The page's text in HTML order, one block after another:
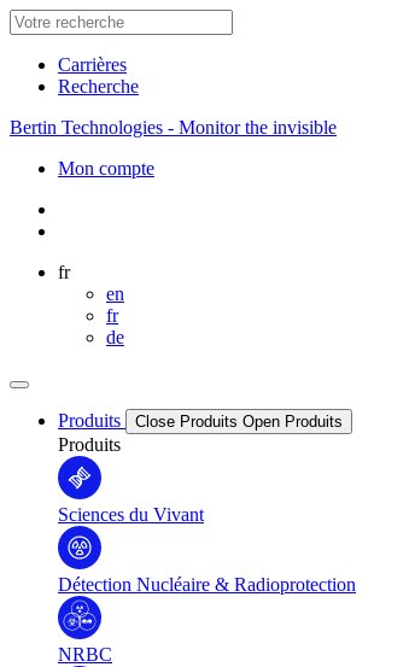
Carrières
Recherche
Bertin Technologies - Monitor the invisible
Mon compte
fr
en
fr
de
Produits Close Produits Open Produits
Produits
Sciences du Vivant
Détection Nucléaire & Radioprotection
NRBC